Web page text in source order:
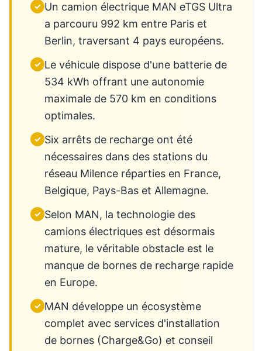
✓ Un camion électrique MAN eTGS Ultra
a parcouru 992 km entre Paris et
Berlin, traversant 4 pays européens.
✓ Le véhicule dispose d'une batterie de
534 kWh offrant une autonomie
maximale de 570 km en conditions
optimales.
✓ Six arrêts de recharge ont été
nécessaires dans des stations du
réseau Milence réparties en France,
Belgique, Pays-Bas et Allemagne.
✓ Selon MAN, la technologie des
camions électriques est désormais
mature, le véritable obstacle est le
manque de bornes de recharge rapide
en Europe.
✓ MAN développe un écosystème
complet avec services d'installation
de bornes (Charge&Go) et conseil